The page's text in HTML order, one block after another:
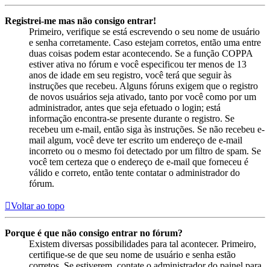
Registrei-me mas não consigo entrar!
Primeiro, verifique se está escrevendo o seu nome de usuário
e senha corretamente. Caso estejam corretos, então uma entre
duas coisas podem estar acontecendo. Se a função COPPA
estiver ativa no fórum e você especificou ter menos de 13
anos de idade em seu registro, você terá que seguir às
instruções que recebeu. Alguns fóruns exigem que o registro
de novos usuários seja ativado, tanto por você como por um
administrador, antes que seja efetuado o login; está
informação encontra-se presente durante o registro. Se
recebeu um e-mail, então siga às instruções. Se não recebeu e-
mail algum, você deve ter escrito um endereço de e-mail
incorreto ou o mesmo foi detectado por um filtro de spam. Se
você tem certeza que o endereço de e-mail que forneceu é
válido e correto, então tente contatar o administrador do
fórum.
Voltar ao topo
Porque é que não consigo entrar no fórum?
Existem diversas possibilidades para tal acontecer. Primeiro,
certifique-se de que seu nome de usuário e senha estão